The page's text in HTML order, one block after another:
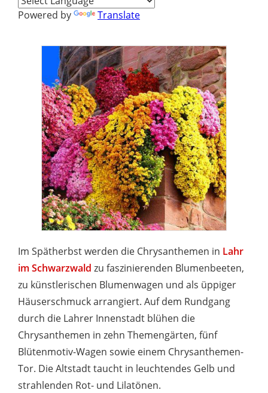
Powered by Translate
Im Spätherbst werden die Chrysanthemen in Lahr
im Schwarzwald zu faszinierenden Blumenbeeten,
zu künstlerischen Blumenwagen und als üppiger
Häuserschmuck arrangiert. Auf dem Rundgang
durch die Lahrer Innenstadt blühen die
Chrysanthemen in zehn Themengärten, fünf
Blütenmotiv-Wagen sowie einem Chrysanthemen-
Tor. Die Altstadt taucht in leuchtendes Gelb und
strahlenden Rot- und Lilatönen.